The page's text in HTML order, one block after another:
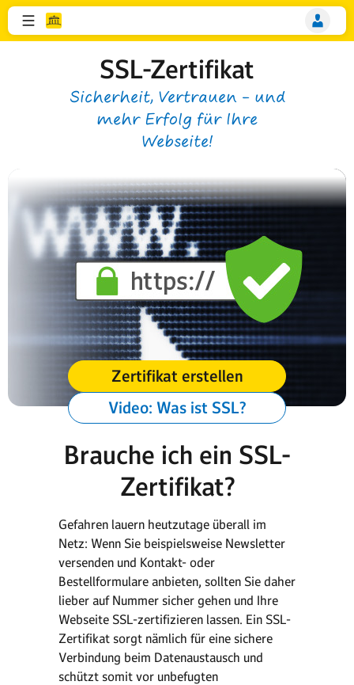
SSL-Zertifikat
Sicherheit, Vertrauen – und
mehr Erfolg für Ihre
Webseite!
Zertifikat erstellen
Video: Was ist SSL?
Brauche ich ein SSL-
Zertifikat?
Gefahren lauern heutzutage überall im
Netz: Wenn Sie beispielsweise Newsletter
versenden und Kontakt- oder
Bestellformulare anbieten, sollten Sie daher
lieber auf Nummer sicher gehen und Ihre
Webseite SSL-zertifizieren lassen. Ein SSL-
Zertifikat sorgt nämlich für eine sichere
Verbindung beim Datenaustausch und
schützt somit vor unbefugten